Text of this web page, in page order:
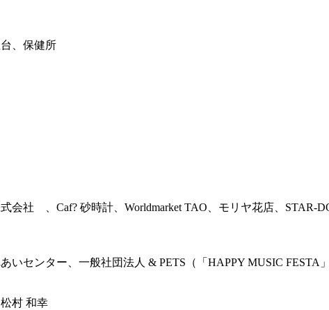
、保健所
会社 、Caf? 砂時計、Worldmarket TAO、モリヤ花店、STAR-
いセンター、一般社団法人 & PETS（「HAPPY MUSIC
村 和幸